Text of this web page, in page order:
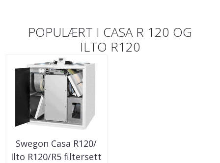
POPULÆRT I CASA R 120 OG
ILTO R120
Swegon Casa R120/
Ilto R120/R5 filtersett